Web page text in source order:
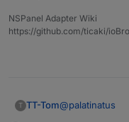
NSPanel Adapter Wiki
https://github.com/ticaki/
T TT-Tom@palatinatus